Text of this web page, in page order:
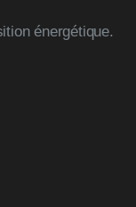
énergétique.